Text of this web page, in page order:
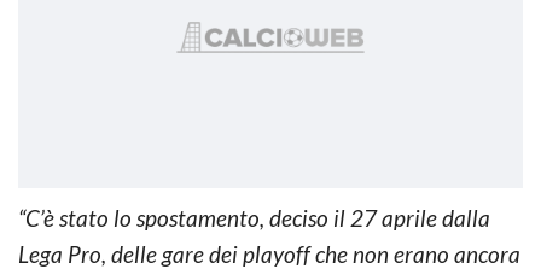
“C’è stato lo spostamento, deciso il 27 aprile dalla
Lega Pro, delle gare dei playoff che non erano ancora